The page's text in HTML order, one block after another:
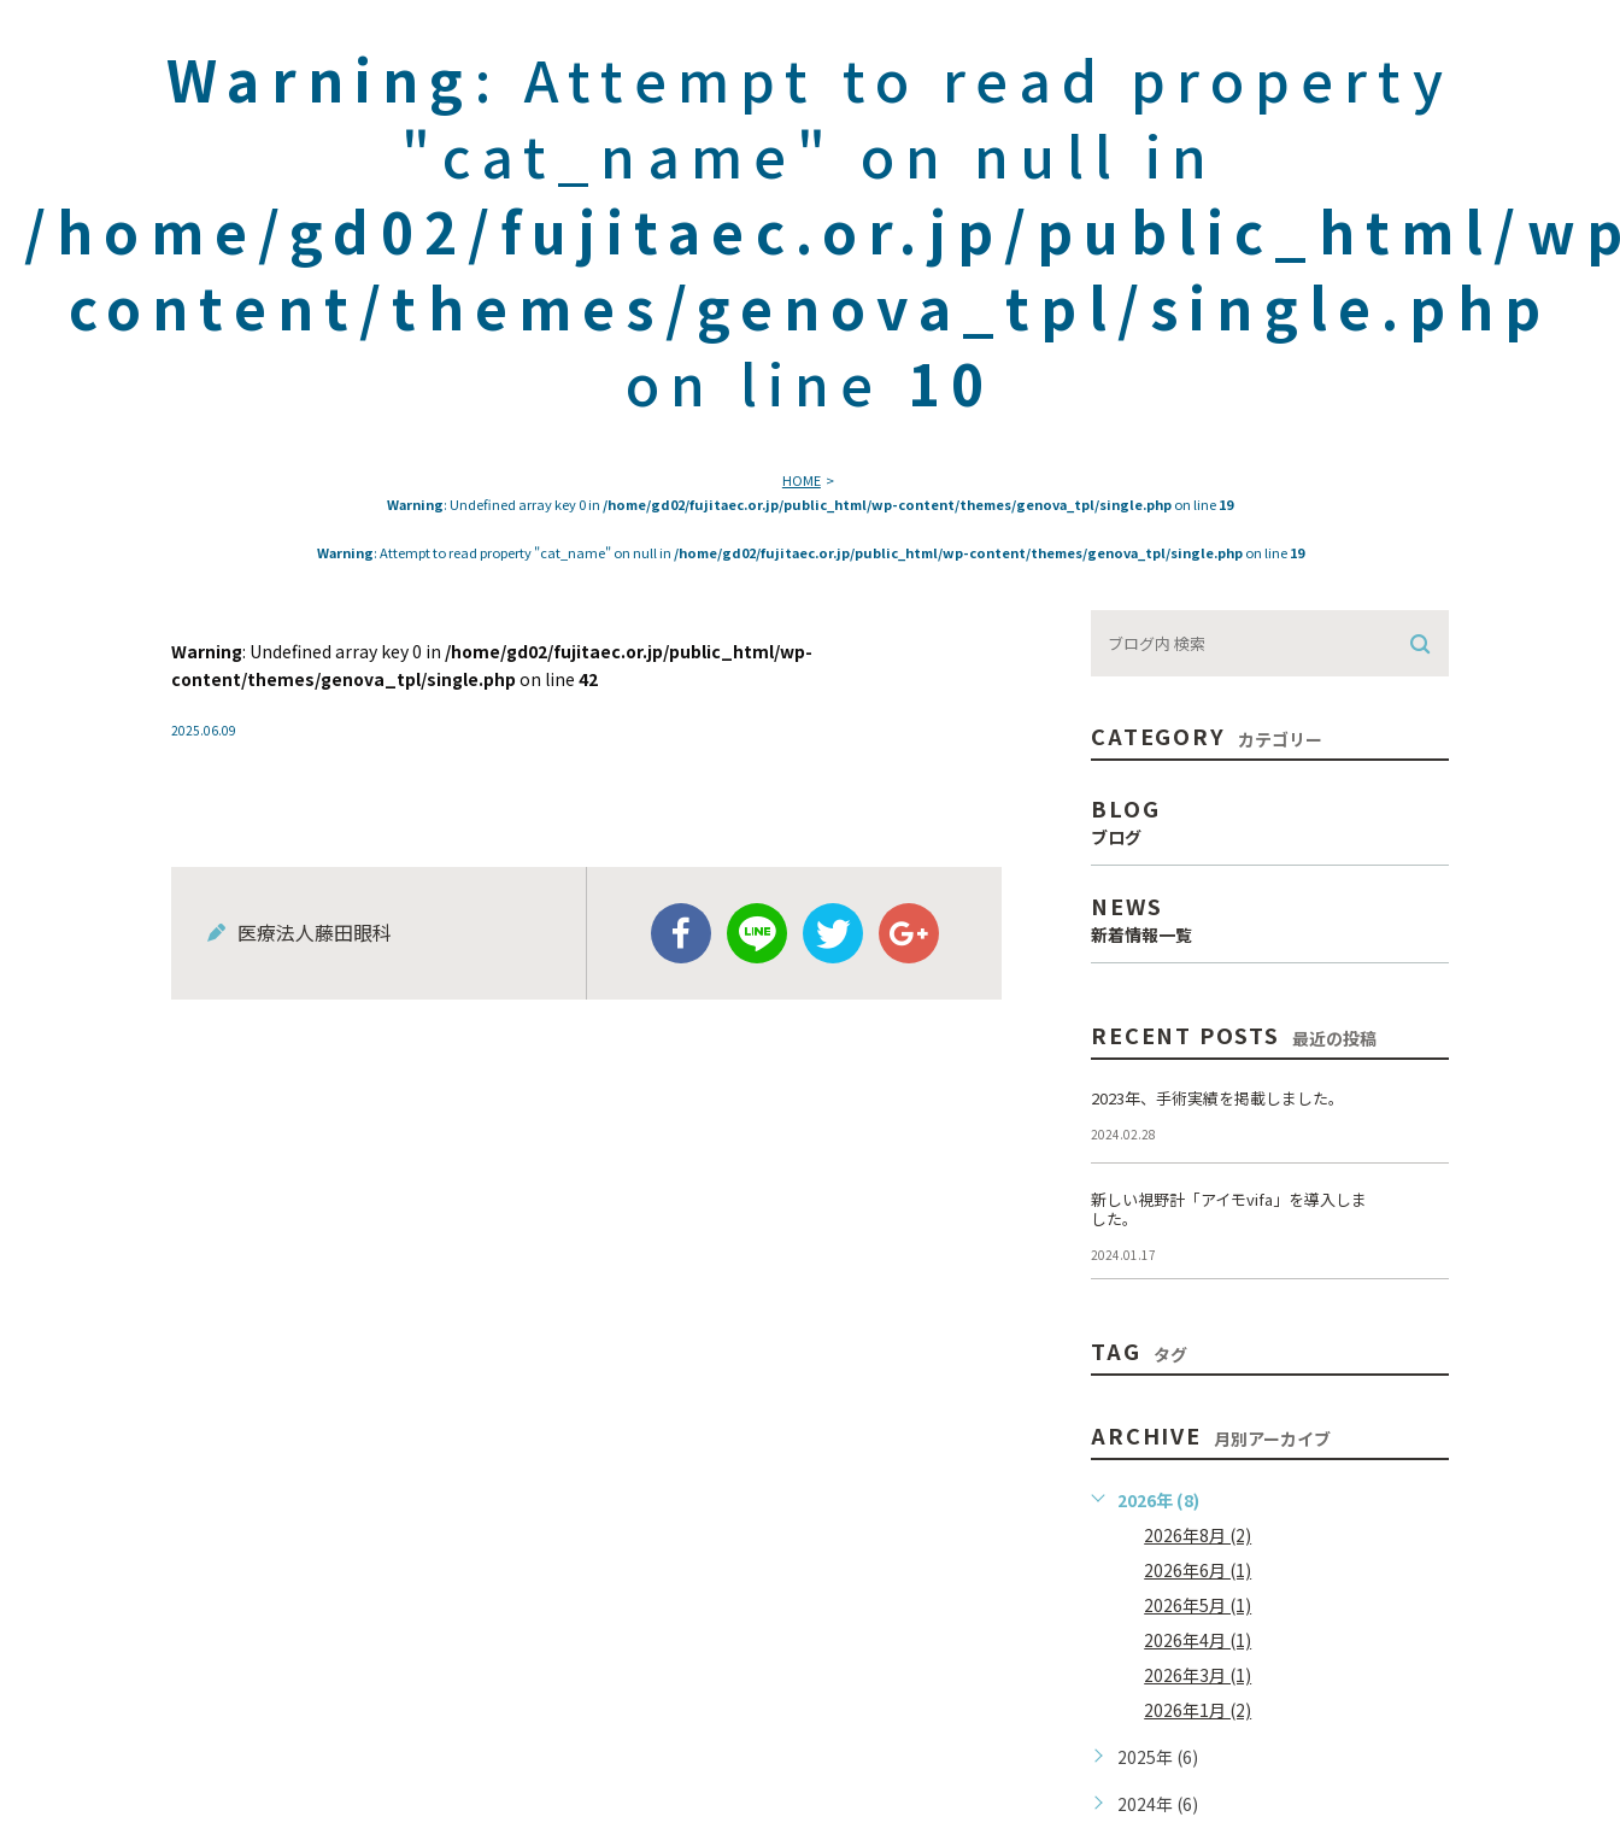
Warning : Attempt to read property
"cat_name" on null in
/home/gd02/fujitaec.or.jp/public_html/
content/themes/genova_tpl/single.php
on line 10
HOME
Warning: Undefined array key 0 in /home/gd02/fujitaec.or.jp/public_html/wp-content/themes/genova_tpl/single.phpon line19
Warning: Attempt to read property "cat_name" on null in /home/gd02/fujitaec.or.jp/public_html/wp-content/themes/genova_tpl/single.phpon line19
Warning: Undefined array key 0 in /home/gd02/fujitaec.or.jp/public_html/wp-
content/themes/genova_tpl/single.php on line 42
2025.06.09
医療法人藤田眼科
CATEGORY カテゴリー
BLOG
ブログ
NEWS
新着情報一覧
RECENT POSTS 最近の投稿
2023年、手術実績を掲載しました。
2024.02.28
新しい視野計「アイモvifa」を導入しま
した。
2024.01.17
TAG タグ
ARCHIVE 月別アーカイブ
2026年 (8)
2026年8月 (2)
2026年6月 (1)
2026年5月 (1)
2026年4月 (1)
2026年3月 (1)
2026年1月 (2)
2025年 (6)
2024年 (6)